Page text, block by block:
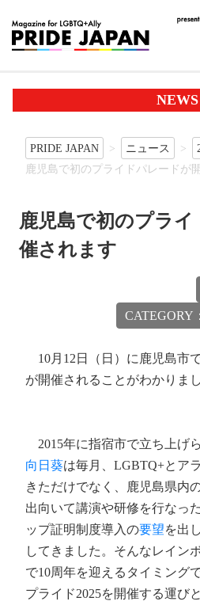
NEWS
PRIDE JAPAN ニュース
鹿児島で初のプライドパレードが
鹿児島で初のプラ
催されます
CATEGORY：
10月12日（日）に鹿児島市
が開催されることがわかりまし
2015年に指宿市で立ち上げ
向日葵は毎月、LGBTQ+とア
きただけでなく、鹿児島県内
出向いて講演や研修を行なっ
ップ証明制度導入の要望を出
してきました。そんなレイン
で10周年を迎えるタイミング
プライド2025を開催する運び